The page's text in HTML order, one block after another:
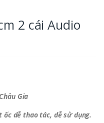
2 cái Audio
Gia
ốc dễ thao tác, dễ sử dụng.